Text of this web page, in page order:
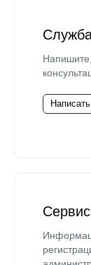
Написать